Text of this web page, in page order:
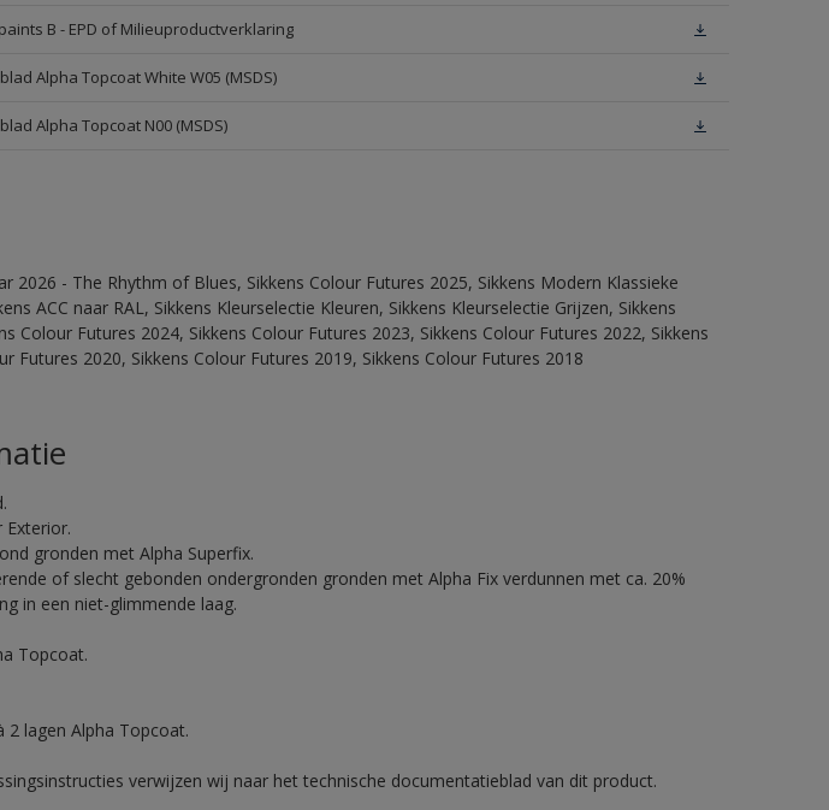
B - EPD of Milieuproductverklaring
Alpha Topcoat White W05 (MSDS)
Alpha Topcoat N00 (MSDS)
2026 - The Rhythm of Blues, Sikkens Colour Futures 2025, Sikkens Modern Klassieke
ACC naar RAL, Sikkens Kleurselectie Kleuren, Sikkens Kleurselectie Grijzen, Sikkens
Colour Futures 2024, Sikkens Colour Futures 2023, Sikkens Colour Futures 2022, Sikkens
Futures 2020, Sikkens Colour Futures 2019, Sikkens Colour Futures 2018
Exterior.
gronden met Alpha Superfix.
of slecht gebonden ondergronden gronden met Alpha Fix verdunnen met ca. 20%
in een niet-glimmende laag.
Topcoat.
2 lagen Alpha Topcoat.
verwijzen wij naar het technische documentatieblad van dit product.